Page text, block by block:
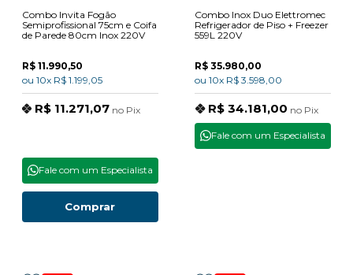
Combo Invita Fogão
Semiprofissional 75cm e Coifa
de Parede 80cm Inox 220V
R$ 11.990,50
ou 10x R$ 1.199,05
R$ 11.271,07 no Pix
Comprar
Fale com um Especialista
Combo Inox Duo Elettromec
Refrigerador de Piso + Freezer
559L 220V
R$ 35.980,00
ou 10x R$ 3.598,00
R$ 34.181,00 no Pix
Fale com um Especialista